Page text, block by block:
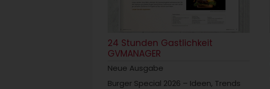
24 Stunden Gastlichkeit
GVMANAGER
Neue Ausgabe
Burger Special 2026 – Ideen, Trends